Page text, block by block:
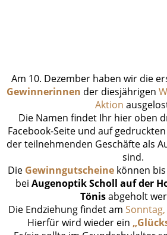
Am 10. Dezember haben wir die
Gewinnerinnen der diesjährigen
Aktion
Die Namen findet Ihr hier oben
Facebook-Seite und auf
der teilnehmenden Geschäfte als
sind.
Die Gewinngutscheinekönnen bis
bei Augenoptik Scholl auf der
Tönisabgeholt
Die Endziehung findet am Sonntag,
Hierfür wird wieder ein